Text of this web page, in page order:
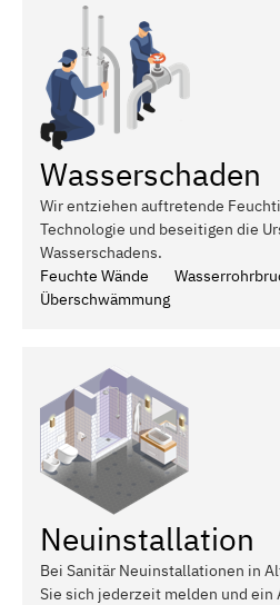
Wasserschaden
Wir entziehen auftretende
Technologie und beseitigen die
Wasserschadens.
Feuchte Wände
Überschwämmung
Neuinstallation
Bei Sanitär Neuinstallationen in
Sie sich jederzeit melden und ein